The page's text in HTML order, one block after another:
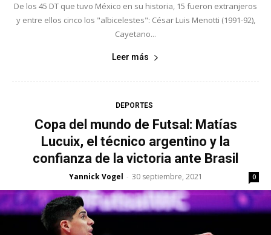
De los 45 DT que tuvo México en su historia, 15 fueron extranjeros
y entre ellos cinco los "albicelestes": César Luis Menotti (1991-92),
Cayetano...
Leer más
DEPORTES
Copa del mundo de Futsal: Matías
Lucuix, el técnico argentino y la
confianza de la victoria ante Brasil
Yannick Vogel - 30 septiembre, 2021 0